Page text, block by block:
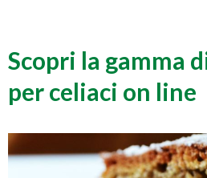
Scopri la gamma
per celiaci on line